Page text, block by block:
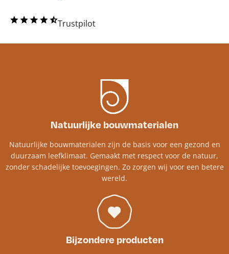
Trustpilot
Natuurlijke bouwmaterialen
Natuurlijke bouwmaterialen zijn de basis voor een gezond en
duurzaam leefklimaat. Gemaakt met respect voor de natuur,
zonder schadelijke toevoegingen. Zo zorgen wij voor een betere
wereld.
Bijzondere producten